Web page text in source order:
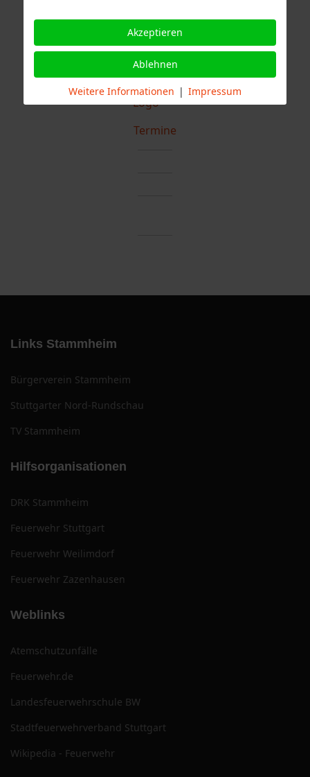
Termine
Links Stammheim
Bürgerverein Stammheim
Stuttgarter Nord-Rundschau
TV Stammheim
Hilfsorganisationen
DRK Stammheim
Feuerwehr Stuttgart
Feuerwehr Weilimdorf
Feuerwehr Zazenhausen
Weblinks
Atemschutzunfälle
Feuerwehr.de
Landesfeuerwehrschule BW
Stadtfeuerwehrverband Stuttgart
Wikipedia - Feuerwehr
Akzeptieren
Ablehnen
Weitere Informationen | Impressum